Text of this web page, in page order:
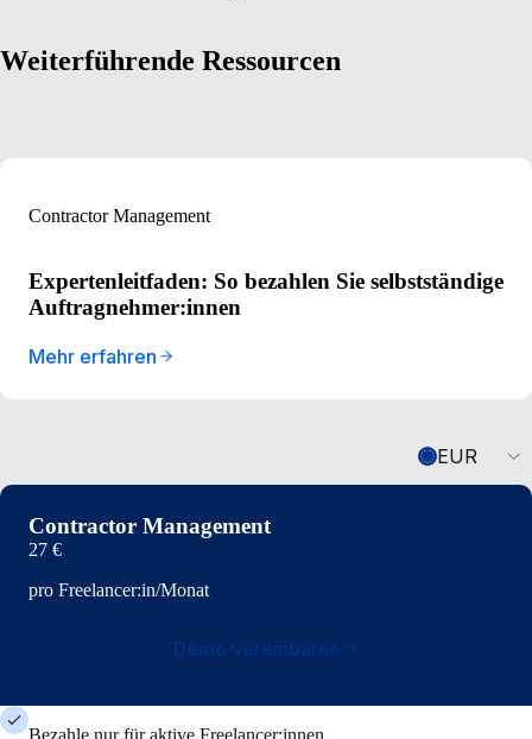
Weiterführende Ressourcen
Contractor Management
Expertenleitfaden: So bezahlen Sie selbstständige
Auftragnehmer:innen
Mehr erfahren
EUR
Contractor Management
27 €
pro Freelancer:in/Monat
Demo vereinbaren